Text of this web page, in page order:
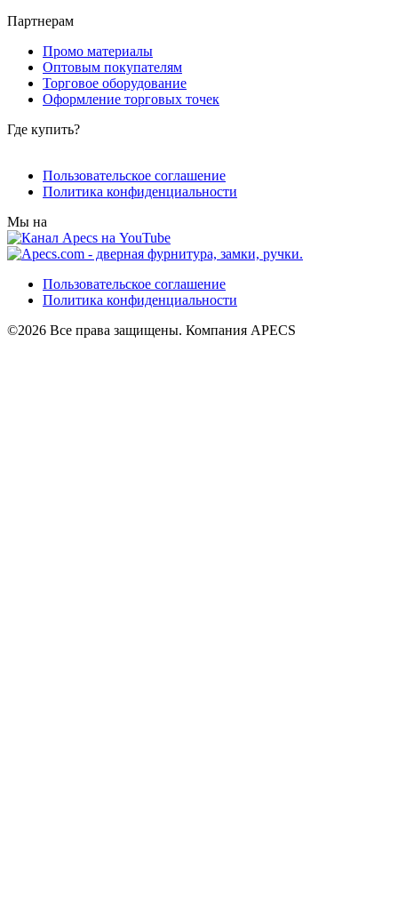
Партнерам
Промо материалы
Оптовым покупателям
Торговое оборудование
Оформление торговых точек
Где купить?
Пользовательское соглашение
Политика конфиденциальности
Мы на
Пользовательское соглашение
Политика конфиденциальности
©2026 Все права защищены. Компания APECS